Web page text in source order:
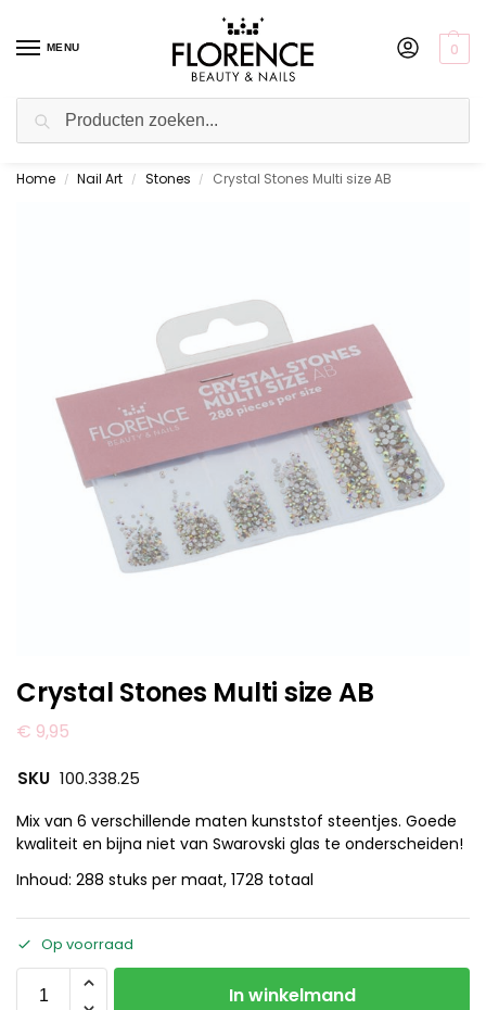
MENU 0
Gratis ophalen in de showroom
Home / Nail Art / Stones / Crystal Stones Multi size AB
Crystal Stones Multi size AB
€ 9,95
SKU 100.338.25
Mix van 6 verschillende maten kunststof steentjes. Goede
kwaliteit en bijna niet van Swarovski glas te onderscheiden!
Inhoud: 288 stuks per maat, 1728 totaal
Op voorraad
In winkelmand